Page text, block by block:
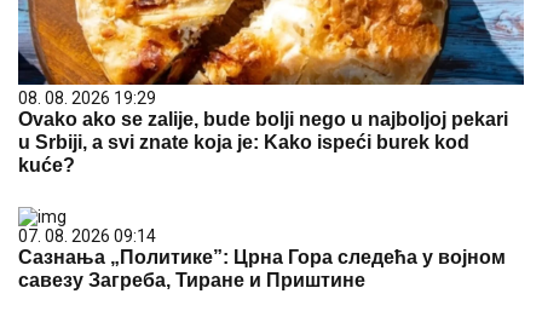
08. 08. 2026 19:29
Ovako ako se zalije, bude bolji nego u najboljoj pekari
u Srbiji, a svi znate koja je: Kako ispeći burek kod
kuće?
07. 08. 2026 09:14
Сазнања „Политике”: Црна Гора следећа у војном
савезу Загреба, Тиране и Приштине